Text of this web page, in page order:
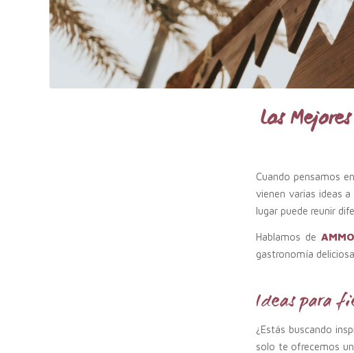
Los
Cuando pensamos
vienen varias ideas
lugar puede reunir
Hablamos de
gastronomía
Ideas para
¿Estás buscando
solo te ofrecemos